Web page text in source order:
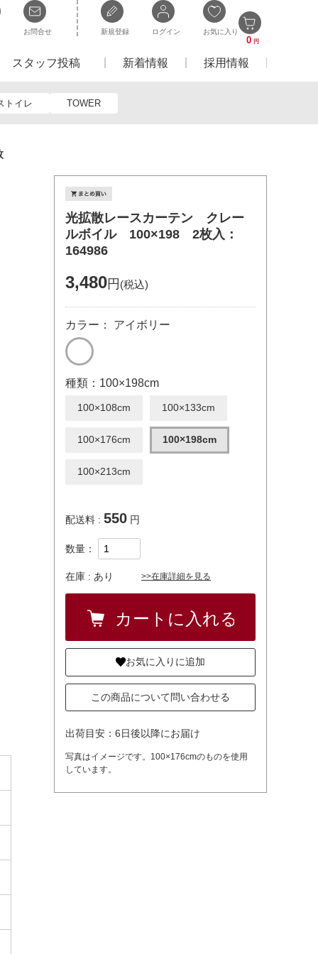
お問合せ 新規登録 ログイン お気に入り
0 円
スタッフ投稿 新着情報 採用情報
トイレ TOWER
光拡散レースカーテン クレー
ルボイル 100×198 2枚入：
164986
3,480円 (税込)
カラー： アイボリー
種類：100×198cm
100×108cm 100×133cm
100×176cm 100×198cm
100×213cm
配送料 : 550 円
数量：
在庫 : あり >>在庫詳細を見る
お気に入りに追加
この商品について問い合わせる
出荷目安：6日後以降にお届け
写真はイメージです。100×176cmのものを使用
しています。